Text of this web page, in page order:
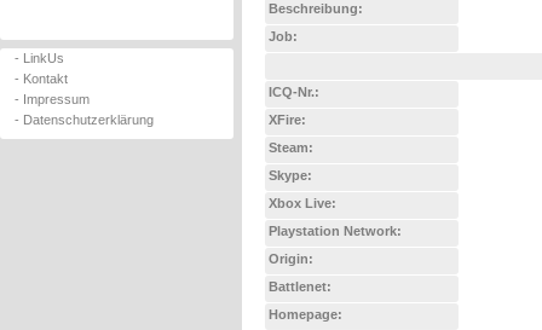
- LinkUs
- Kontakt
- Impressum
- Datenschutzerklärung
Beschreibung:
Job:
ICQ-Nr.:
XFire:
Steam:
Skype:
Xbox Live:
Playstation Network:
Origin:
Battlenet:
Homepage: